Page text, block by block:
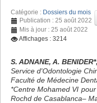
Catégorie : Dossiers du mois
Publication : 25 août 2022
Mis à jour : 25 août 2022
Affichages : 3214
S. ADNANE, A.
Service d'Odontologie
Faculté de Médecine
*Centre Mohamed VI
Rochd de Casablanca–